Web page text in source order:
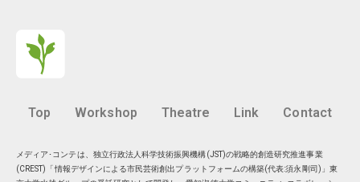
Top Workshop Theatre Link Contact
メディア･コンテは、独立行政法人科学技術振興機構(JST)の戦略的創造研究推進事業
(CREST)「情報デザインによる市民芸術創出プラットフォームの構築(代表:須永剛司)」東